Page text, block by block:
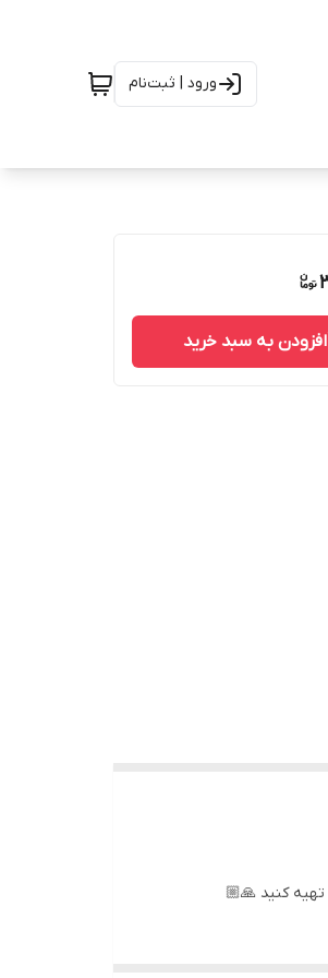
ورود | ثبت‌نام
افزودن به سبد خرید
کنید 🙏🏼